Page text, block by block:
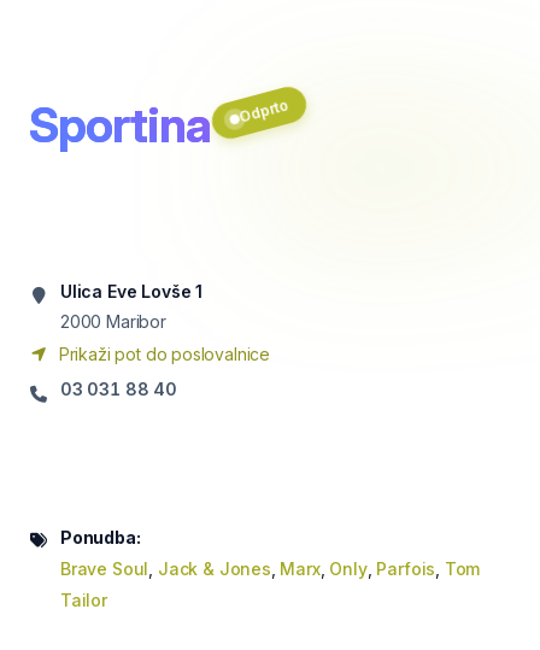
Sportina Odprto
Ulica Eve Lovše 1
2000 Maribor
Prikaži pot do poslovalnice
03 031 88 40
Ponudba:
Brave Soul Jack & Jones Marx, Only, Parfois Tom
Tailor